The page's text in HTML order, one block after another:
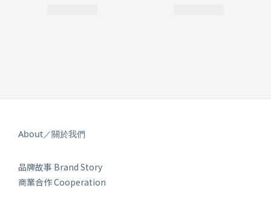
About／關於我們
品牌故事 Brand Story
商業合作 Cooperation